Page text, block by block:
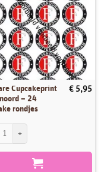
Cupcakeprint
– 24
rondjes
€ 5,95
Cupcakeprint Feyenoord - 24